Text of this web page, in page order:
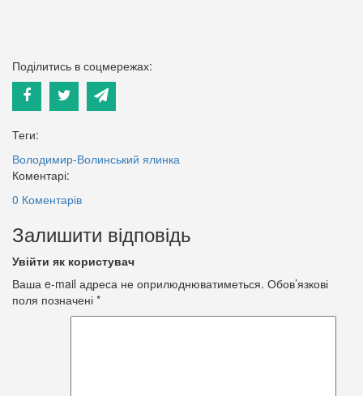
Поділитись в соцмережах:
Теги:
Володимир-Волинський ялинка
Коментарі:
0 Коментарів
Залишити відповідь
Увійти як користувач
Ваша e-mail адреса не оприлюднюватиметься. Обов’язкові
поля позначені *